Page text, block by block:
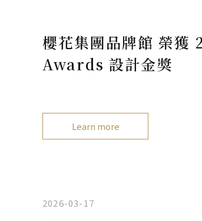
櫻花集團品牌館 榮
Awards 設計金獎
Learn more
2026-03-17